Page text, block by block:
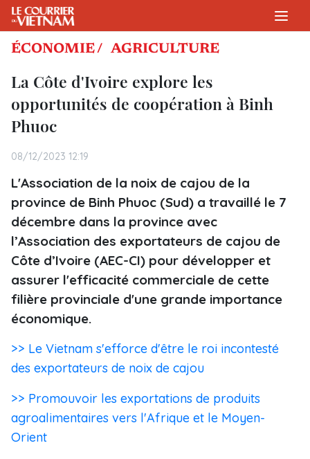
ÉCONOMIE / AGRICULTURE
La Côte d'Ivoire explore les
opportunités de coopération à Binh
Phuoc
08/12/2023 12:19
L'Association de la noix de cajou de la
province de Binh Phuoc (Sud) a travaillé le 7
décembre dans la province avec
l’Association des exportateurs de cajou de
Côte d’Ivoire (AEC-CI) pour développer et
assurer l'efficacité commerciale de cette
filière provinciale d'une grande importance
économique.
>> Le Vietnam s'efforce d'être le roi incontesté
des exportateurs de noix de cajou
>> Promouvoir les exportations de produits
agroalimentaires vers l'Afrique et le Moyen-
Orient